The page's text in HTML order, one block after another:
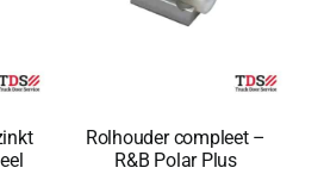
Rolhouder compleet –
R&B Polar Plus